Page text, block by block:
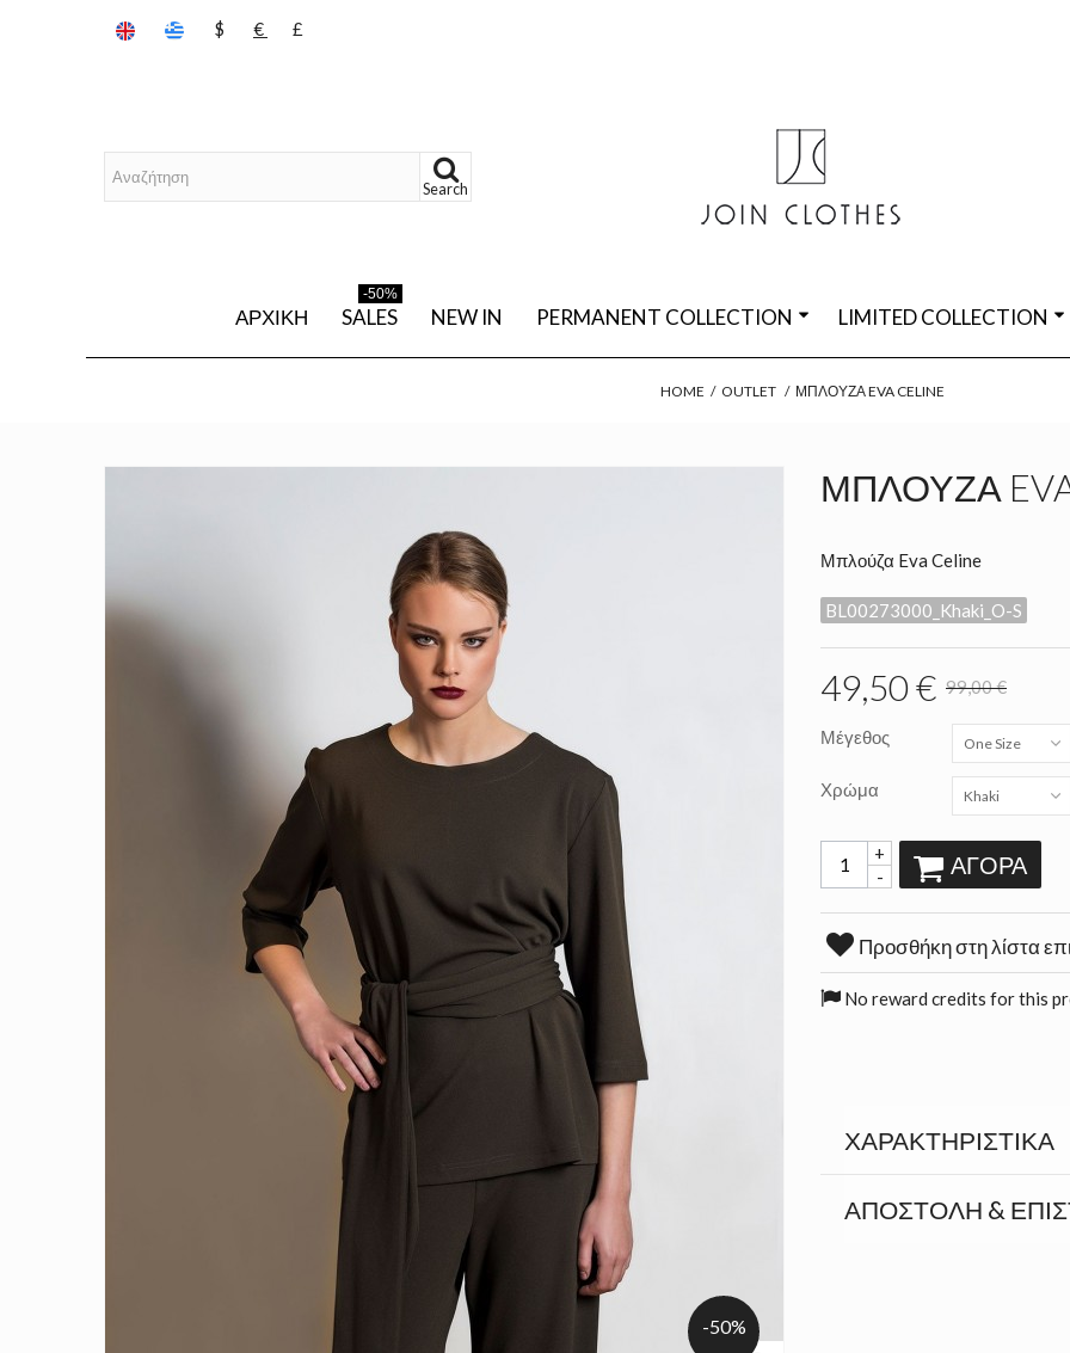
$ € £
Search
ΑΡΧΙΚΉ SALES
-50%
NEW IN PERMANENT COLLECTION LIMITED COLLECTION
HOME / OUTLET / ΜΠΛΟΎΖΑ EVA CELINE
-50%
ΜΠΛΟΎΖΑ
Μπλούζα Eva Celine
BL00273000_Khaki_O-S
49,50 € 99,00 €
Μέγεθος One Size
Χρώμα Khaki
-
+ ΑΓΟΡΆ
Προσθήκη στη λίστα
No reward credits for this
ΧΑΡΑΚΤΗΡΙΣΤΙΚΆ
ΑΠΟΣΤΟΛΉ &